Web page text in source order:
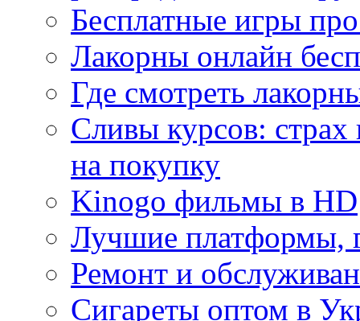
Бесплатные игры
Лакорны онлайн
Где смотреть
Сливы курсов:
на покупку
Kinogo фильмы в HD
Лучшие платформы,
Ремонт и
Сигареты оптом в